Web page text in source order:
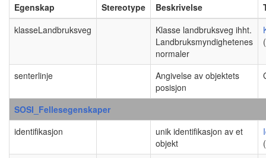
Egenskap Stereotype Beskrivelse
klasseLandbruksveg
Klasse landbruksveg ihht.
Landbruksmyndighetenes
normaler
senterlinje
Angivelse av objektets
posisjon
SOSI_Fellesegenskaper
identifikasjon
unik identifikasjon av et
objekt